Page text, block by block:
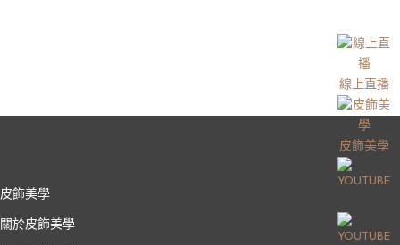
皮飾美學
關於皮飾美學
線上直播
皮飾美學